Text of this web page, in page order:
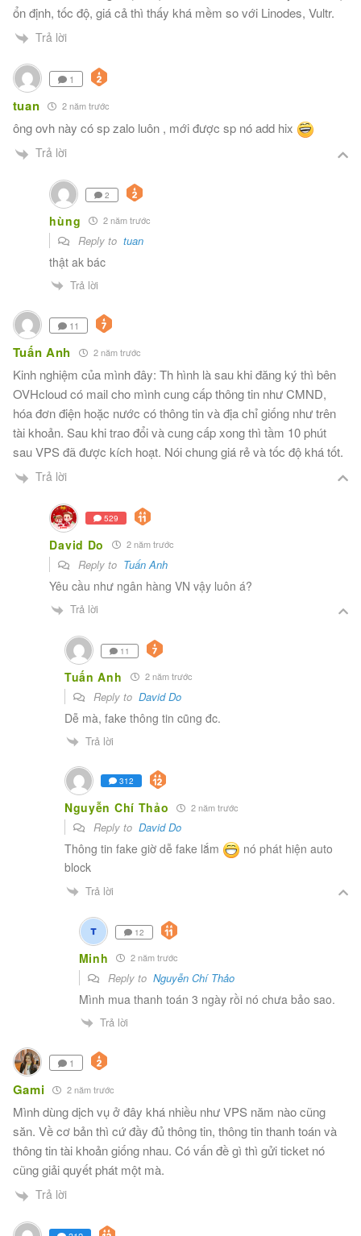
ổn định, tốc độ, giá cả thì thấy khá mềm so với Linodes, Vultr.
Trả lời
1
tuan 2 năm trước
ông ovh này có sp zalo luôn , mới được sp nó add hix
Trả lời
2
hùng 2 năm trước
Reply totuan
thật ak bác
Trả lời
11
Tuấn Anh 2 năm trước
Kinh nghiệm của mình đây: Th hình là sau khi đăng ký thì bên
OVHcloud có mail cho mình cung cấp thông tin như CMND,
hóa đơn điện hoặc nước có thông tin và địa chỉ giống như trên
tài khoản. Sau khi trao đổi và cung cấp xong thì tầm 10 phút
sau VPS đã được kích hoạt. Nói chung giá rẻ và tốc độ khá tốt.
Trả lời
529
David Do 2 năm trước
Reply to Tuấn Anh
Yêu cầu như ngân hàng VN vậy luôn á?
Trả lời
11
Tuấn Anh 2 năm trước
Reply to David Do
Dễ mà, fake thông tin cũng đc.
Trả lời
312
Nguyễn Chí Thảo 2 năm trước
Reply to David Do
Thông tin fake giờ dễ fake lắm
nó phát hiện auto
block
Trả lời
12
Minh 2 năm trước
Reply to Nguyễn Chí Thảo
Mình mua thanh toán 3 ngày rồi nó chưa bảo sao.
Trả lời
1
Gami 2 năm trước
Mình dùng dịch vụ ở đây khá nhiều như VPS năm nào cũng
săn. Về cơ bản thì cứ đầy đủ thông tin, thông tin thanh toán và
thông tin tài khoản giống nhau. Có vấn đề gì thì gửi ticket nó
cũng giải quyết phát một mà.
Trả lời